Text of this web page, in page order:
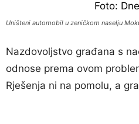
Uništeni automobil u zeničkom naselju
Nazdovoljstvo građana s
odnose prema ovom
Rješenja ni na pomolu, a